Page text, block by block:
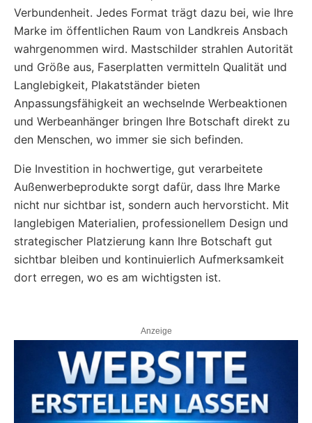
Verbundenheit. Jedes Format trägt dazu bei, wie Ihre
Marke im öffentlichen Raum von Landkreis Ansbach
wahrgenommen wird. Mastschilder strahlen Autorität
und Größe aus, Faserplatten vermitteln Qualität und
Langlebigkeit, Plakatständer bieten
Anpassungsfähigkeit an wechselnde Werbeaktionen
und Werbeanhänger bringen Ihre Botschaft direkt zu
den Menschen, wo immer sie sich befinden.
Die Investition in hochwertige, gut verarbeitete
Außenwerbeprodukte sorgt dafür, dass Ihre Marke
nicht nur sichtbar ist, sondern auch hervorsticht. Mit
langlebigen Materialien, professionellem Design und
strategischer Platzierung kann Ihre Botschaft gut
sichtbar bleiben und kontinuierlich Aufmerksamkeit
dort erregen, wo es am wichtigsten ist.
Anzeige